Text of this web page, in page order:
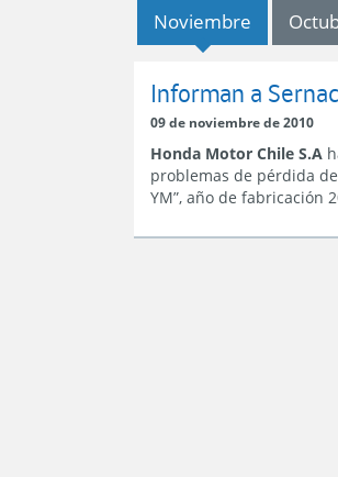
Noviembre
Noviembre
Informan a
09 de noviembre de 2010
Honda Motor Chile S.A
problemas de pérdida
YM”, año de fabricación